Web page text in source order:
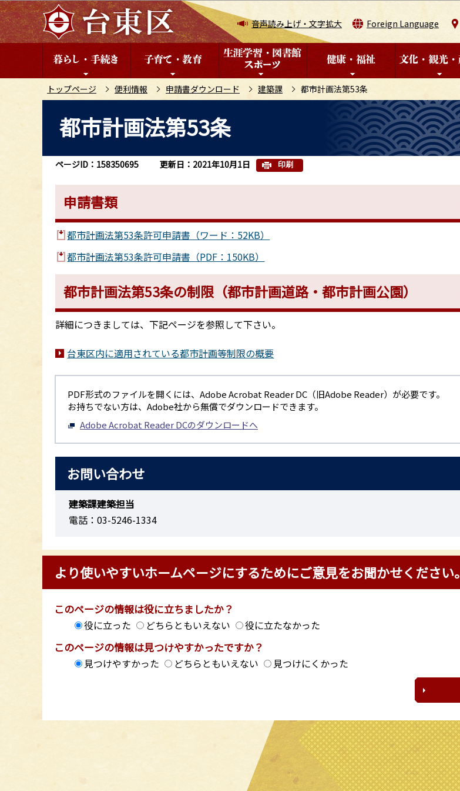
こ
の
ペ
音声読み上げ・文字拡大 Foreign Language
トップページ 便利情報 申請書ダウンロード 建築課 都市計画法第53条
こ
都市計画法第53条
ページID：158350695 更新日：2021年10月1日 印刷
申請書類
都市計画法第53条許可申請書（ワード：52KB）
都市計画法第53条許可申請書（PDF：150KB）
都市計画法第53条の制限（都市計画道路・都市計画公園）
詳細につきましては、下記ページを参照して下さい。
台東区内に適用されている都市計画等制限の概要
PDF形式のファイルを開くには、Adobe Acrobat Reader DC（旧Adobe Reader）が必要です。
お持ちでない方は、Adobe社から無償でダウンロードできます。
Adobe Acrobat Reader DCのダウンロードへ
お問い合わせ
建築課建築担当
電話：03-5246-1334
より使いやすいホームページにするためにご意見をお聞かせください。
このページの情報は役に立ちましたか？
役に立った どちらともいえない 役に立たなかった
このページの情報は見つけやすかったですか？
見つけやすかった どちらともいえない 見つけにくかった